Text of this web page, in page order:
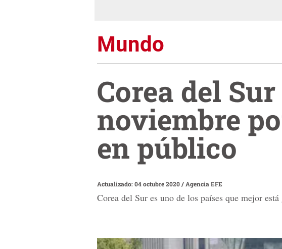
Mundo
Corea del
noviembre
en público
Actualizado: 04 octubre 2020/ Agencia EFE
Corea del Sur es uno de los países que mejor